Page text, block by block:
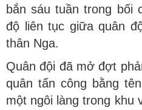
bắn sáu tuần trong bối
độ liên tục giữa quân
thân Nga.
Quân đội đã mở đợt
quân tấn công bằng
một ngôi làng trong khu